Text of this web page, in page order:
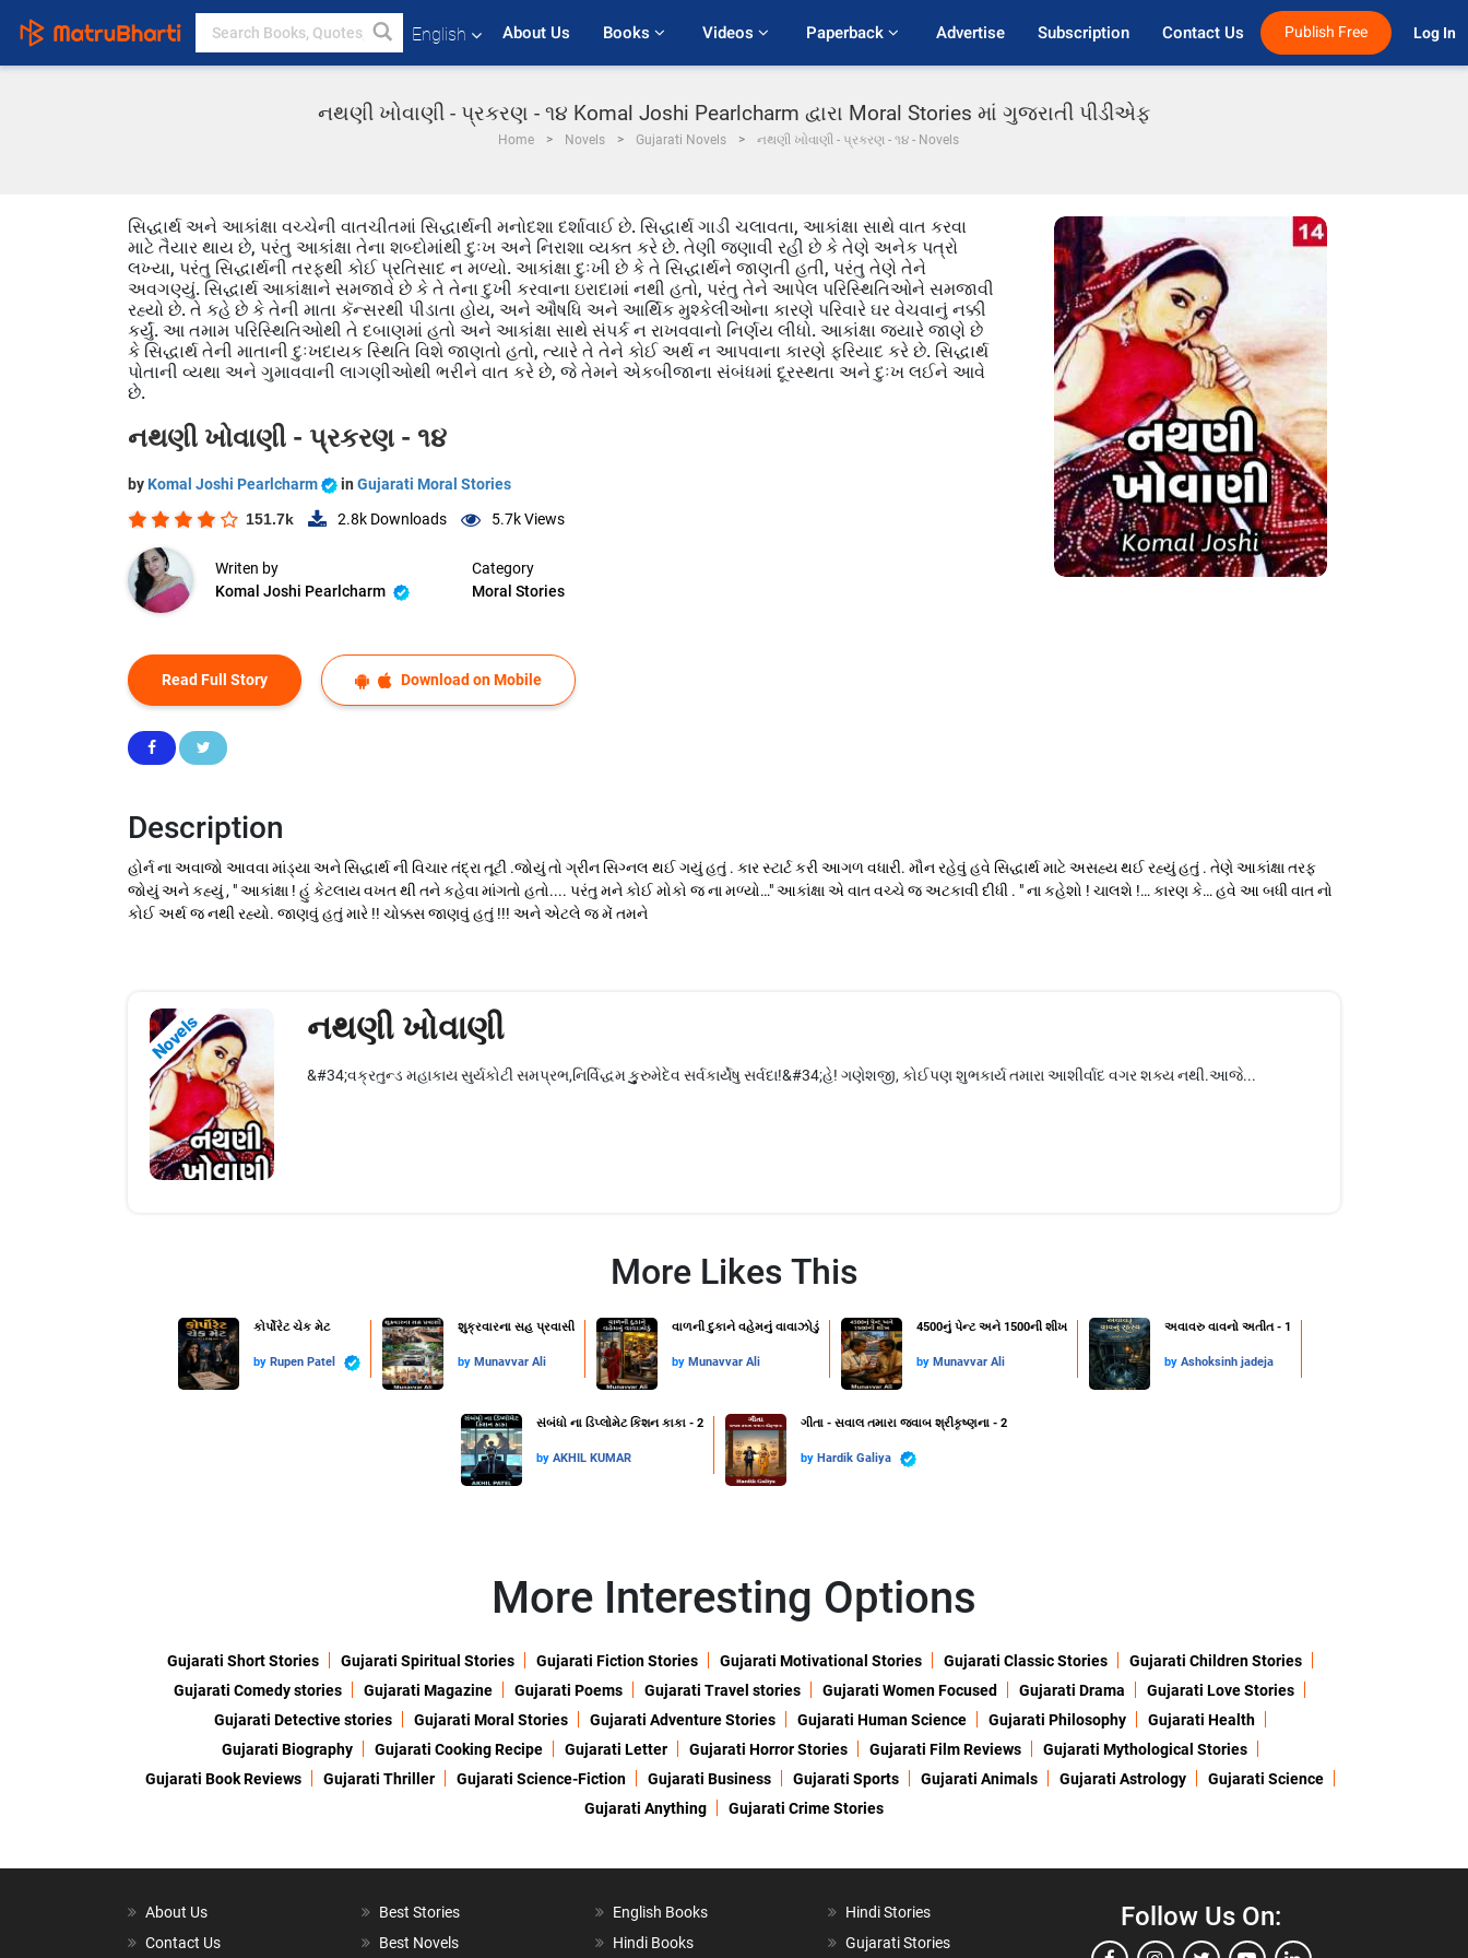
English About Us Books Videos Paperback Advertise Subscription Contact Us Publish Free Log In
નથણી ખોવાણી - પ્રકરણ - ૧૪ Komal Joshi Pearlcharm દ્વારા Moral Stories માં ગુજરાતી પીડીએફ
Home Novels Gujarati Novels નથણી ખોવાણી - પ્રકરણ - ૧૪ - Novels
સિદ્ધાર્થ અને આકાંક્ષા વચ્ચેની વાતચીતમાં સિદ્ધાર્થની મનોદશા દર્શાવાઈ છે. સિદ્ધાર્થ ગાડી ચલાવતા, આકાંક્ષા સાથે વાત કરવા
માટે તૈયાર થાય છે, પરંતુ આકાંક્ષા તેના શબ્દોમાંથી દુઃખ અને નિરાશા વ્યક્ત કરે છે. તેણી જણાવી રહી છે કે તેણે અનેક પત્રો
લખ્યા, પરંતુ સિદ્ધાર્થની તરફથી કોઈ પ્રતિસાદ ન મળ્યો. આકાંક્ષા દુઃખી છે કે તે સિદ્ધાર્થને જાણતી હતી, પરંતુ તેણે તેને
અવગણ્યું. સિદ્ધાર્થ આકાંક્ષાને સમજાવે છે કે તે તેના દુખી કરવાના ઇરાદામાં નથી હતો, પરંતુ તેને આપેલ પરિસ્થિતિઓને સમજાવી
રહ્યો છે. તે કહે છે કે તેની માતા કૅન્સરથી પીડાતા હોય, અને ઔષધિ અને આર્થિક મુશ્કેલીઓના કારણે પરિવારે ઘર વેચવાનું નક્કી
કર્યું. આ તમામ પરિસ્થિતિઓથી તે દબાણમાં હતો અને આકાંક્ષા સાથે સંપર્ક ન રાખવવાનો નિર્ણય લીધો. આકાંક્ષા જ્યારે જાણે છે
કે સિદ્ધાર્થ તેની માતાની દુઃખદાયક સ્થિતિ વિશે જાણતો હતો, ત્યારે તે તેને કોઈ અર્થ ન આપવાના કારણે ફરિયાદ કરે છે. સિદ્ધાર્થ
પોતાની વ્યથા અને ગુમાવવાની લાગણીઓથી ભરીને વાત કરે છે, જે તેમને એકબીજાના સંબંધમાં દૂરસ્થતા અને દુઃખ લઈને આવે
છે.
નથણી ખોવાણી - પ્રકરણ - ૧૪
by Komal Joshi Pearlcharm in Gujarati Moral Stories
151.7k 2.8k Downloads 5.7kViews
Writen by
Komal Joshi Pearlcharm
Category
Moral Stories
Read Full Story Download on Mobile
Description
હોર્ન ના અવાજો આવવા માંડ્યા અને સિદ્ધાર્થ ની વિચાર તંદ્રા તૂટી .જોયું તો ગ્રીન સિગ્નલ થઈ ગયું હતું . કાર સ્ટાર્ટ કરી આગળ વધારી. મૌન રહેવું હવે સિદ્ધાર્થ માટે અસહ્ય થઈ રહ્યું હતું . તેણે આકાંક્ષા તરફ
જોયું અને કહ્યું , " આકાંક્ષા ! હું કેટલાય વખત થી તને કહેવા માંગતો હતો.... પરંતુ મને કોઈ મોકો જ ના મળ્યો…" આકાંક્ષા એ વાત વચ્ચે જ અટકાવી દીધી . " ના કહેશો ! ચાલશે !… કારણ કે… હવે આ બધી વાત નો
કોઈ અર્થ જ નથી રહ્યો. જાણવું હતું મારે !! ચોક્કસ જાણવું હતું !!! અને એટલે જ મેં તમને
Novels નથણી ખોવાણી
&#34;વક્રતુન્ડ મહાકાય સુર્યકોટી સમપ્રભ,નિર્વિદ્ધમ કુુુુરુમેદેવ સર્વકાર્યે‌ષુ‌ સર્વદા!&#34;હે! ગણેશજી, કોઈપણ શુભકાર્ય તમારા આશીર્વાદ વગર શક્ય નથી.આજે...
More Likes This
કોર્પોરેટ ચેક મેટ
by Rupen Patel
શુક્રવારના સહ પ્રવાસી
by Munavvar Ali
વાળની દુકાને વહેમનું વાવાઝોડું
by Munavvar Ali
4500નું પેન્ટ અને 1500ની શીખ
by Munavvar Ali
અવાવરુ વાવનો અતીત - 1
by Ashoksinh jadeja
સંબંધો ના ડિપ્લોમેટ કિશન કાકા - 2
by AKHIL KUMAR
ગીતા - સવાલ તમારા જવાબ શ્રીકૃષ્ણના - 2
by Hardik Galiya
More Interesting Options
Gujarati Short Stories Gujarati Spiritual Stories Gujarati Fiction Stories Gujarati Motivational Stories Gujarati Classic Stories
Gujarati Children Stories
Gujarati Comedy stories
Gujarati Magazine Gujarati Poems Gujarati Travel stories Gujarati Women Focused Gujarati Drama
Gujarati Love Stories
Gujarati Detective stories
Gujarati Moral Stories Gujarati Adventure Stories Gujarati Human Science Gujarati Philosophy
Gujarati Health
Gujarati Biography
Gujarati Cooking Recipe Gujarati Letter Gujarati Horror Stories Gujarati Film Reviews
Gujarati Mythological Stories
Gujarati Book Reviews
Gujarati Thriller Gujarati Science-Fiction Gujarati Business Gujarati Sports Gujarati Animals Gujarati Astrology
Gujarati Science
Gujarati Anything
Gujarati Crime Stories
About Us
Contact Us
Best Stories
Best Novels
English Books
Hindi Books
Hindi Stories
Gujarati Stories
Follow Us On: